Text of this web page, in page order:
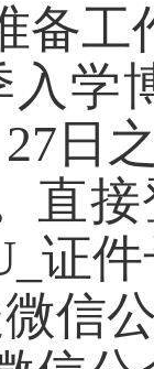
备工
入学
日
直
证
信